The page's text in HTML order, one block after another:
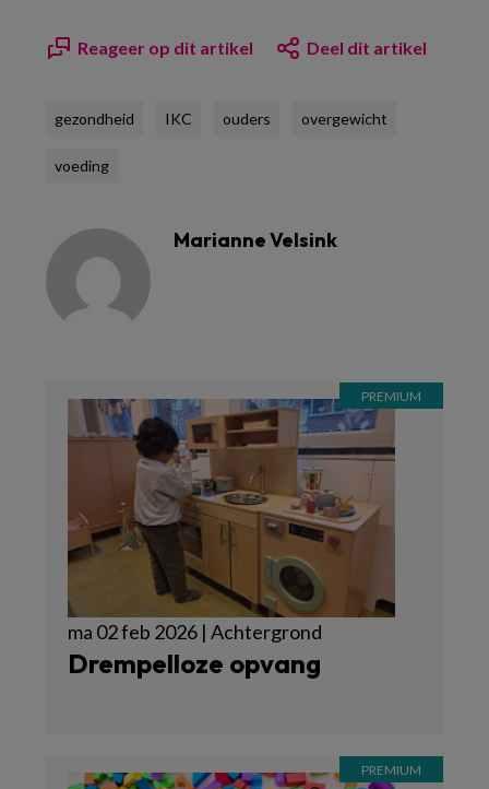
Reageer op dit artikel Deel dit artikel
gezondheid IKC ouders overgewicht
voeding
Marianne Velsink
ma 02 feb 2026 | Achtergrond
Drempelloze opvang